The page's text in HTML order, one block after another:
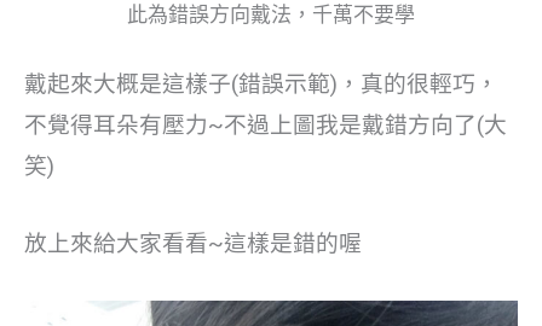
此為錯誤方向戴法，千萬不要學
戴起來大概是這樣子(錯誤示範)，真的很輕巧，
不覺得耳朵有壓力~不過上圖我是戴錯方向了(大
笑)
放上來給大家看看~這樣是錯的喔